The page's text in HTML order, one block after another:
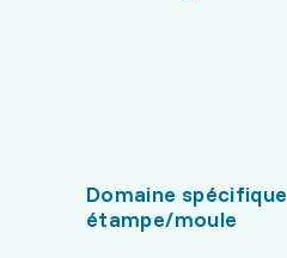
Domaine spécifique
étampe/moule